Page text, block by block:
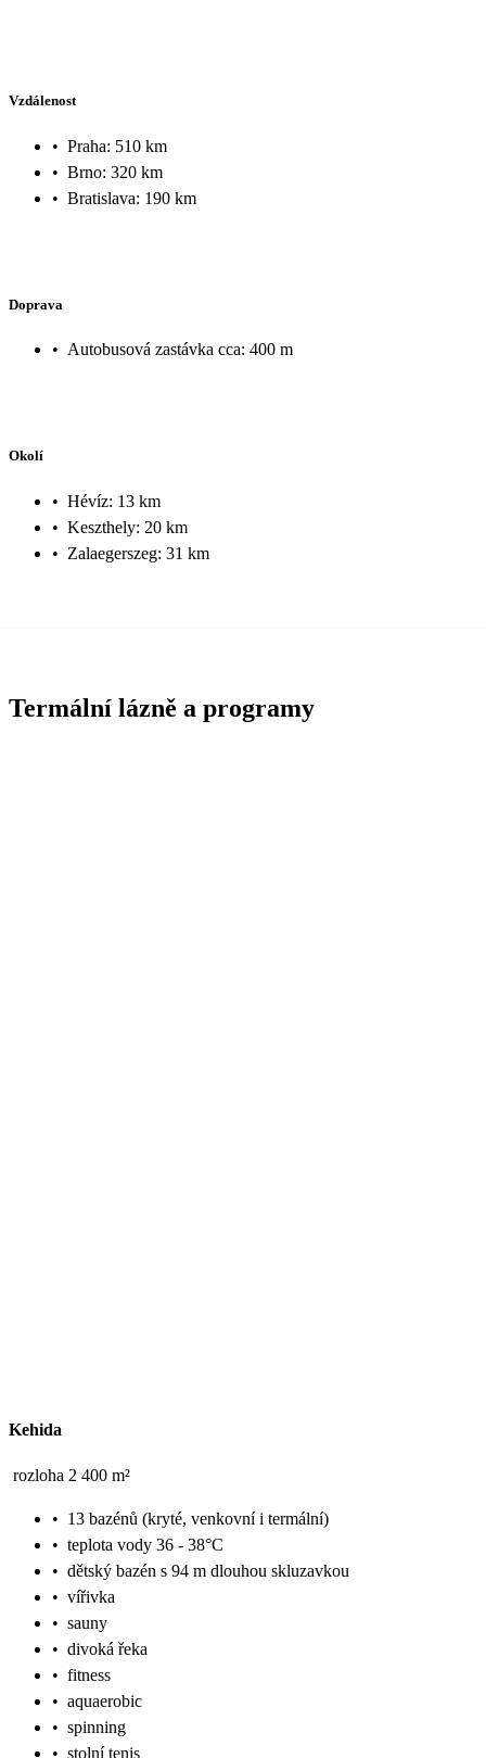
Vzdálenost
• Praha: 510 km
• Brno: 320 km
• Bratislava: 190 km
Doprava
• Autobusová zastávka cca: 400 m
Okolí
• Hévíz: 13 km
• Keszthely: 20 km
• Zalaegerszeg: 31 km
Termální lázně a programy
Kehida
rozloha 2 400 m²
• 13 bazénů (kryté, venkovní i termální)
• teplota vody 36 - 38°C
• dětský bazén s 94 m dlouhou skluzavkou
• vířivka
• sauny
• divoká řeka
• fitness
• aquaerobic
• spinning
• stolní tenis